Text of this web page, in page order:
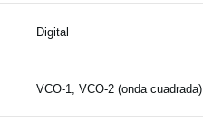
Digital
VCO-1, VCO-2 (onda cuadrada)